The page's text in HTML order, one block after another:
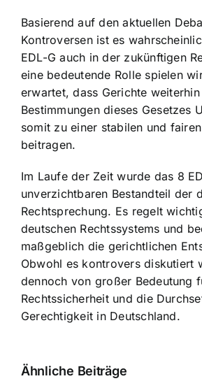
Basierend auf den aktuellen
Kontroversen ist es
EDL-G auch in der zukünftigen
eine bedeutende Rolle spielen
erwartet, dass Gerichte
Bestimmungen dieses Gesetzes
somit zu einer stabilen und
beitragen.
Im Laufe der Zeit wurde das 8
unverzichtbaren Bestandteil der
Rechtsprechung. Es regelt
deutschen Rechtssystems und
maßgeblich die gerichtlichen
Obwohl es kontrovers diskutiert
dennoch von großer Bedeutung
Rechtssicherheit und die
Gerechtigkeit in Deutschland.
Ähnliche Beiträge